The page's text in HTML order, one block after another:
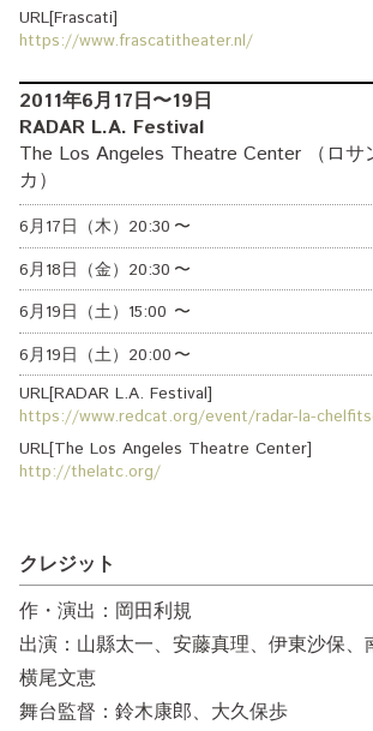
URL[Frascati]
https://www.frascatitheater.nl/
2011年6月17日〜19日
RADAR L.A. Festival
The Los Angeles Theatre Center （ロサ
カ）
6月17日（木） 20:30 〜
6月18日（金） 20:30 〜
6月19日（土） 15:00 〜
6月19日（土） 20:00 〜
URL[RADAR L.A. Festival]
https://www.redcat.org/event/radar-la-
URL[The Los Angeles Theatre Center]
http://thelatc.org/
クレジット
作・演出：岡田利規
出演：山縣太一、安藤真理、伊東沙保、
横尾文恵
舞台監督：鈴木康郎、大久保歩